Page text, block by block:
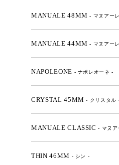
MANUALE 48MM- マヌアー
MANUALE 44MM- マヌアー
NAPOLEONE - ナポレオーネ -
CRYSTAL 45MM- クリスタル
MANUALE CLASSIC- マヌア
THIN 46MM - シン -